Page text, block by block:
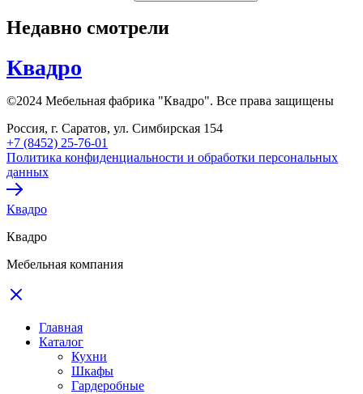
Недавно смотрели
Квадро
©2024 Мебельная фабрика "Квадро". Все права защищены
Россия, г. Саратов, ул. Симбирская 154
+7 (8452) 25-76-01
Политика конфиденциальности и обработки персональных
данных
Квадро
Квадро
Мебельная компания
Главная
Каталог
Кухни
Шкафы
Гардеробные